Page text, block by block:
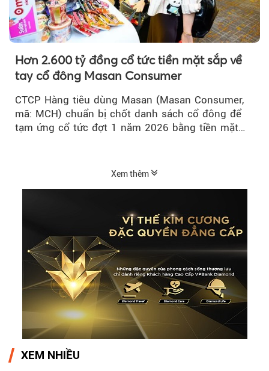
Hơn 2.600 tỷ đồng cổ tức tiền mặt sắp về
tay cổ đông Masan Consumer
CTCP Hàng tiêu dùng Masan (Masan Consumer,
mã: MCH) chuẩn bị chốt danh sách cổ đông để
tạm ứng cổ tức đợt 1 năm 2026 bằng tiền mặt
Xem thêm
XEM NHIỀU